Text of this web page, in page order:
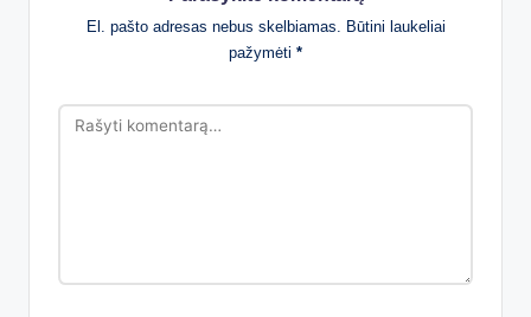
El. pašto adresas nebus skelbiamas.
Būtini laukeliai
pažymėti *